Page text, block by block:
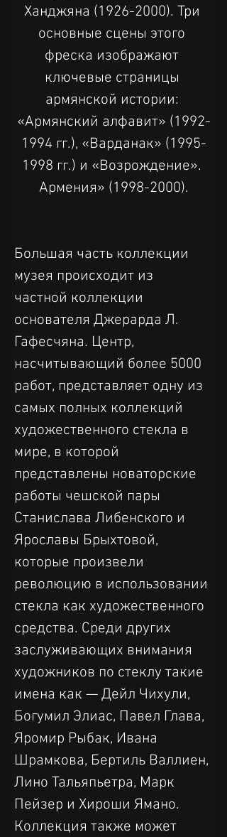
Ханджяна (1926-2000). Три
основные сцены этого
фреска изображают
ключевые страницы
армянской истории:
«Армянский алфавит» (1992-
1994 гг.), «Варданак» (1995-
1998 гг.) и «Возрождение».
Армения» (1998-2000).
Большая часть коллекции
музея происходит из
частной коллекции
основателя Джерарда Л.
Гафесчяна. Центр,
насчитывающий более 5000
работ, представляет одну из
самых полных коллекций
художественного стекла в
мире, в которой
представлены новаторские
работы чешской пары
Станислава Либенского и
Ярославы Брыхтовой,
которые произвели
революцию в использовании
стекла как художественного
средства. Среди других
заслуживающих внимания
художников по стеклу такие
имена как — Дейл Чихули,
Богумил Элиас, Павел Глава,
Яромир Рыбак, Ивана
Шрамкова, Бертиль Валлиен,
Лино Тальяпьетра, Марк
Пейзер и Хироши Ямано.
Коллекция также может